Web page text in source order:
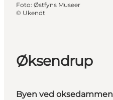
Foto: Østfyns Museer
© Ukendt
Øksendrup
Byen ved oksedammen